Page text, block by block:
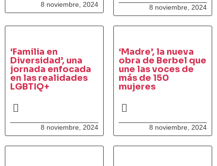
8 noviembre, 2024 8 noviembre, 2024
‘Familia en
Diversidad’, una
jornada enfocada
en las realidades
LGBTIQ+
8 noviembre, 2024
‘Madre’, la nueva
obra de Berbel que
une las voces de
más de 150
mujeres
8 noviembre, 2024